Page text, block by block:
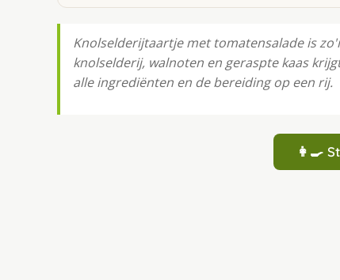
Knolselderijtaartje met tomatensalade is
knolselderij, walnoten en geraspte kaas
alle ingrediënten en de bereiding op een rij.
👩‍🍳